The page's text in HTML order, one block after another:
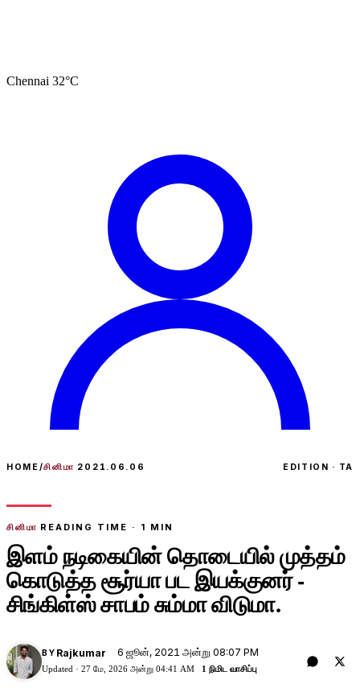
Chennai 32°C
HOME/சினிமா 2021.06.06 EDITION · TA
சினிமா READING TIME · 1 MIN
இளம் நடிகையின் தொடையில் முத்தம்
கொடுத்த சூர்யா பட இயக்குனர் -
சிங்கிள்ஸ் சாபம் சும்மா விடுமா.
BY Rajkumar 6 ஜூன், 2021 அன்று 08:07 PM
Updated · 27 மே, 2026 அன்று 04:41 AM 1 நிமிட வாசிப்பு